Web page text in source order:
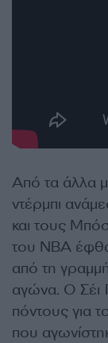
Από τα άλλα
ντέρμπι
και τους
του NBA
από τη
αγώνα. Ο Σέι
πόντους για
που